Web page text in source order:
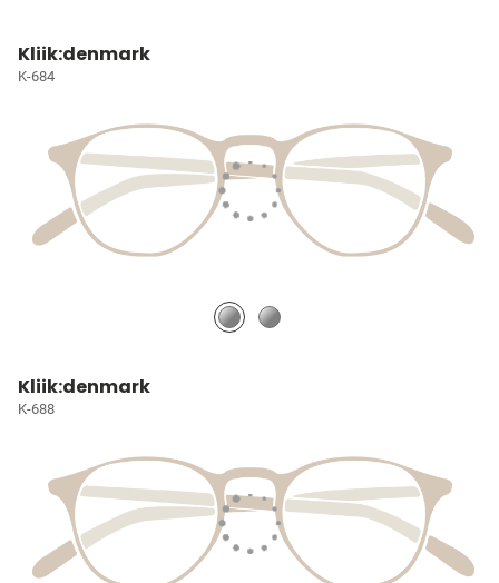
Kliik:denmark
K-684
Kliik:denmark
K-688